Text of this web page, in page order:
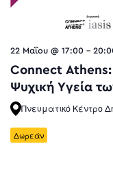
22 Μαΐου @ 17:00 -
Connect Athens:
Ψυχική Υγεία
Πνευματικό Κέντρο
Δωρεάν